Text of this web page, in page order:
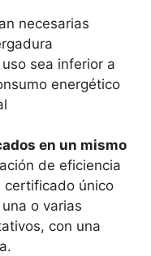
necesarias
sea inferior a
energético
en un mismo
de eficiencia
certificado único
o varias
con una